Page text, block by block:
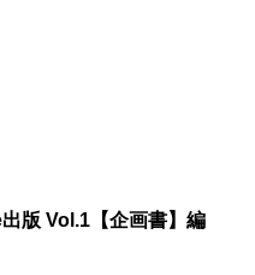
版 Vol.1【企画書】編